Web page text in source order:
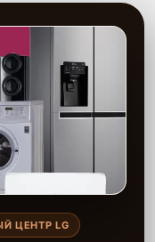
ЦЕНТР LG